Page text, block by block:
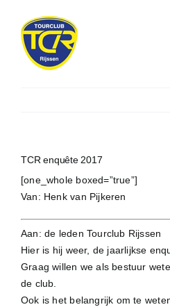
inhoud
TCR enquête 2017
[one_whole boxed=”true”]
Van: Henk van Pijkeren
Aan: de leden Tourclub Rijssen
Hier is hij weer, de jaarlijkse
Graag willen we als bestuur
de club.
Ook is het belangrijk om te